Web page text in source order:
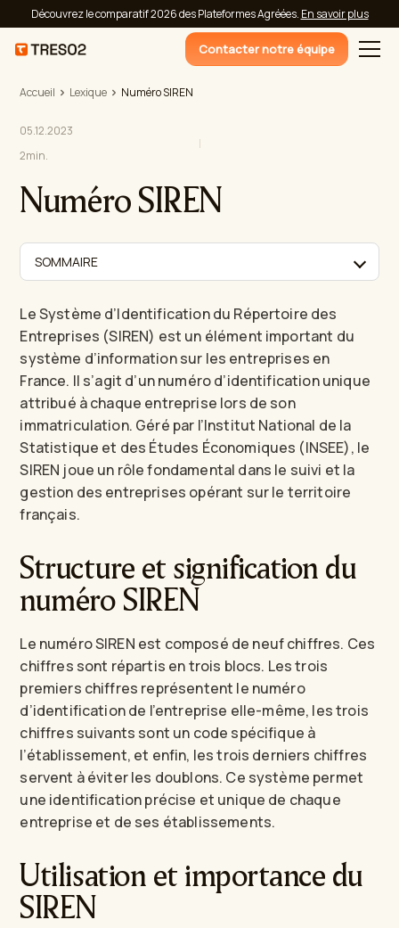
Découvrez le comparatif 2026 des Plateformes Agréées. En savoir plus
Contacter notre équipe
Accueil Lexique Numéro SIREN
05.12.2023
2min.
Numéro SIREN
SOMMAIRE
Le Système d’Identification du Répertoire des
Entreprises (SIREN) est un élément important du
système d’information sur les entreprises en
France. Il s’agit d’un numéro d’identification unique
attribué à chaque entreprise lors de son
immatriculation. Géré par l’Institut National de la
Statistique et des Études Économiques (INSEE), le
SIREN joue un rôle fondamental dans le suivi et la
gestion des entreprises opérant sur le territoire
français.
Structure et signification du
numéro SIREN
Le numéro SIREN est composé de neuf chiffres. Ces
chiffres sont répartis en trois blocs. Les trois
premiers chiffres représentent le numéro
d’identification de l’entreprise elle-même, les trois
chiffres suivants sont un code spécifique à
l’établissement, et enfin, les trois derniers chiffres
servent à éviter les doublons. Ce système permet
une identification précise et unique de chaque
entreprise et de ses établissements.
Utilisation et importance du
SIREN